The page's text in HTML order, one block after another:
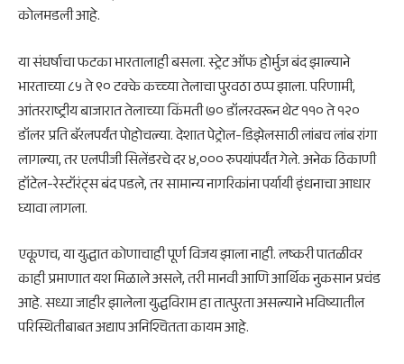
कोलमडली आहे.
या संघर्षाचा फटका भारतालाही बसला. स्ट्रेट ऑफ होर्मुज बंद झाल्याने
भारताच्या ८५ ते ९० टक्के कच्च्या तेलाचा पुरवठा ठप्प झाला. परिणामी,
आंतरराष्ट्रीय बाजारात तेलाच्या किंमती ७० डॉलरवरून थेट ११० ते १२०
डॉलर प्रति बॅरलपर्यंत पोहोचल्या. देशात पेट्रोल-डिझेलसाठी लांबच लांब रांगा
लागल्या, तर एलपीजी सिलेंडरचे दर ४,००० रुपयांपर्यंत गेले. अनेक ठिकाणी
हॉटेल-रेस्टॉरंट्स बंद पडले, तर सामान्य नागरिकांना पर्यायी इंधनाचा आधार
घ्यावा लागला.
एकूणच, या युद्धात कोणाचाही पूर्ण विजय झाला नाही. लष्करी पातळीवर
काही प्रमाणात यश मिळाले असले, तरी मानवी आणि आर्थिक नुकसान प्रचंड
आहे. सध्या जाहीर झालेला युद्धविराम हा तात्पुरता असल्याने भविष्यातील
परिस्थितीबाबत अद्याप अनिश्चितता कायम आहे.